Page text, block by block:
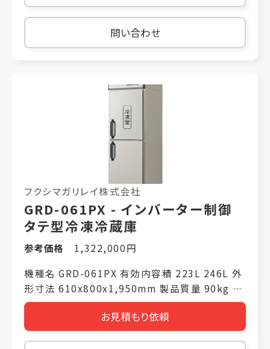
問い合わせ
フクシマガリレイ株式会社
GRD-061PX - インバーター制御
タテ型冷凍冷蔵庫
参考価格
1,322,000円
機種名 GRD-061PX 有効内容積 223L 246L 外
形寸法 610x800x1,950mm 製品質量 90kg 省
エネ基準達成率 トップランナー対象外機器 年間
力(50/60Hz) 205W/205W 霜取り時消費電力
お見積もり依頼